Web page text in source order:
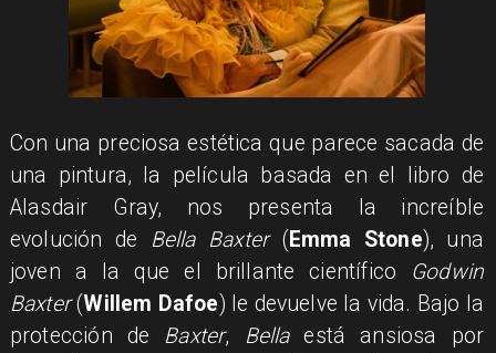
Con una preciosa estética que parece sacada de
una pintura, la película basada en el libro de
Alasdair Gray, nos presenta la increíble
evolución de Bella Baxter(Emma Stone), una
joven a la que el brillante científico Godwin
Baxter(Willem Dafoe) le devuelve la vida. Bajo la
protección de Baxter, Bellaestá ansiosa por